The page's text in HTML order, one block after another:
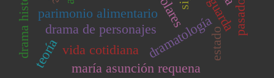
parimonio alimentariodramatología
drama de personajes
maría asunción requena
estado
vida cotidiana
teoría